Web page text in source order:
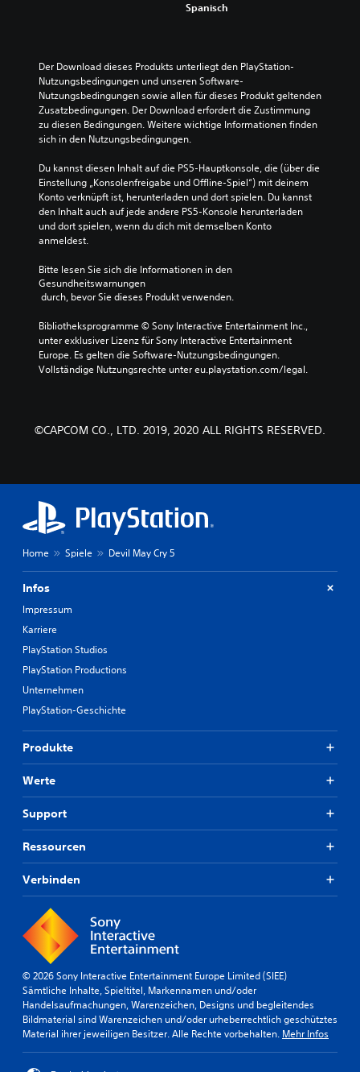
Spanisch
Der Download dieses Produkts unterliegt den PlayStation-
Nutzungsbedingungen und unseren Software-
Nutzungsbedingungen sowie allen für dieses Produkt geltenden
Zusatzbedingungen. Der Download erfordert die Zustimmung
zu diesen Bedingungen. Weitere wichtige Informationen finden
sich in den Nutzungsbedingungen.
Du kannst diesen Inhalt auf die PS5-Hauptkonsole, die (über die
Einstellung „Konsolenfreigabe und Offline-Spiel“) mit deinem
Konto verknüpft ist, herunterladen und dort spielen. Du kannst
den Inhalt auch auf jede andere PS5-Konsole herunterladen
und dort spielen, wenn du dich mit demselben Konto
anmeldest.
Bitte lesen Sie sich die Informationen in den
Gesundheitswarnungen
durch, bevor Sie dieses Produkt verwenden.
Bibliotheksprogramme © Sony Interactive Entertainment Inc.,
unter exklusiver Lizenz für Sony Interactive Entertainment
Europe. Es gelten die Software-Nutzungsbedingungen.
Vollständige Nutzungsrechte unter eu.playstation.com/legal.
©CAPCOM CO., LTD. 2019, 2020 ALL RIGHTS RESERVED.
Home Spiele Devil May Cry 5
Infos
Impressum
Karriere
PlayStation Studios
PlayStation Productions
Unternehmen
PlayStation-Geschichte
Produkte
Werte
Support
Ressourcen
Verbinden
© 2026 Sony Interactive Entertainment Europe Limited (SIEE)
Sämtliche Inhalte, Spieltitel, Markennamen und/oder
Handelsaufmachungen, Warenzeichen, Designs und begleitendes
Bildmaterial sind Warenzeichen und/oder urheberrechtlich geschütztes
Material ihrer jeweiligen Besitzer. Alle Rechte vorbehalten. Mehr Infos